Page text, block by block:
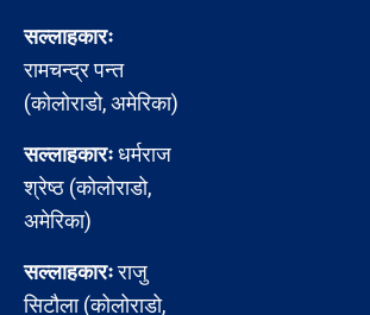
सल्लाहकारः
रामचन्द्र पन्त
(कोलोराडो, अमेरिका)
सल्लाहकारःधर्मराज
श्रेष्ठ (कोलोराडो,
अमेरिका)
सल्लाहकारःराजु
सिटौला (कोलोराडो,